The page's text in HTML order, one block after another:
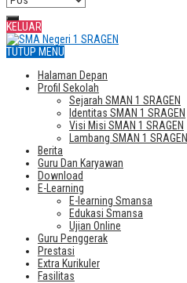
KELUAR
TUTUP MENU
Halaman Depan
Profil Sekolah
Sejarah SMAN 1 SRAGEN
Identitas SMAN 1 SRAGEN
Visi Misi SMAN 1 SRAGEN
Lambang SMAN 1 SRAGEN
Berita
Guru Dan Karyawan
Download
E-Learning
E-learning Smansa
Edukasi Smansa
Ujian Online
Guru Penggerak
Prestasi
Extra Kurikuler
Fasilitas